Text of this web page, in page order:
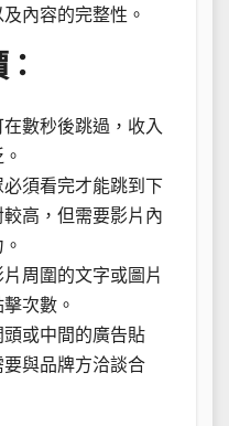
內容的完整性。
數秒後跳過，收入
必須看完才能跳到下
高，但需要影片內
周圍的文字或圖片
次數。
頭或中間的廣告貼
與品牌方洽談合